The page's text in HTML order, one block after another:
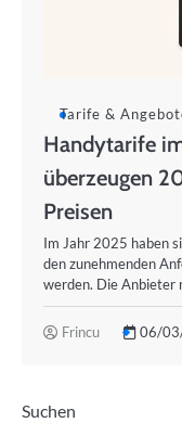
Tarife &
Handytarife
überzeugen
Preisen
Im Jahr 2025 haben
den zunehmenden
werden. Die Anbieter
Frincu 06/
Suchen